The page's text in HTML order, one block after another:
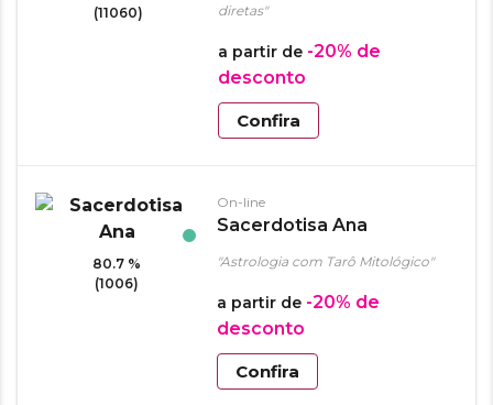
(11060)
diretas"
a partir de -20% de
desconto
Confira
80.7 %
(1006)
On-line
Sacerdotisa Ana
"Astrologia com Tarô Mitológico"
a partir de -20% de
desconto
Confira